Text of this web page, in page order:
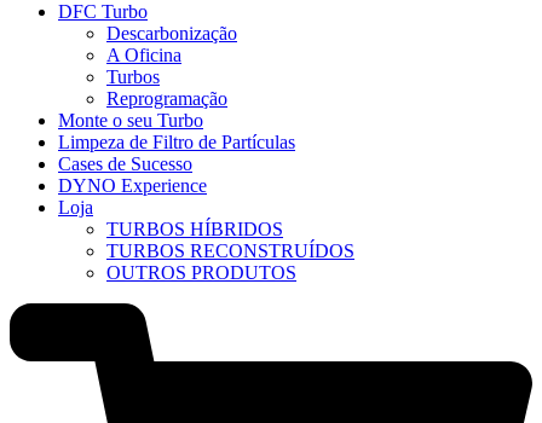
DFC Turbo
Descarbonização
A Oficina
Turbos
Reprogramação
Monte o seu Turbo
Limpeza de Filtro de Partículas
Cases de Sucesso
DYNO Experience
Loja
TURBOS HÍBRIDOS
TURBOS RECONSTRUÍDOS
OUTROS PRODUTOS